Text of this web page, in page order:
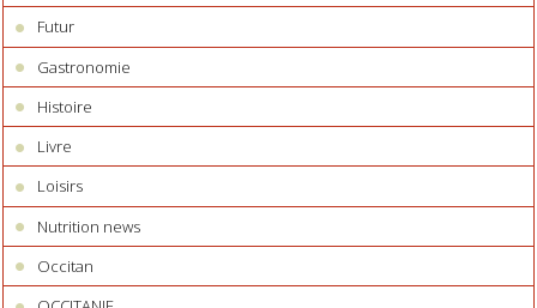
Futur
Gastronomie
Histoire
Livre
Loisirs
Nutrition news
Occitan